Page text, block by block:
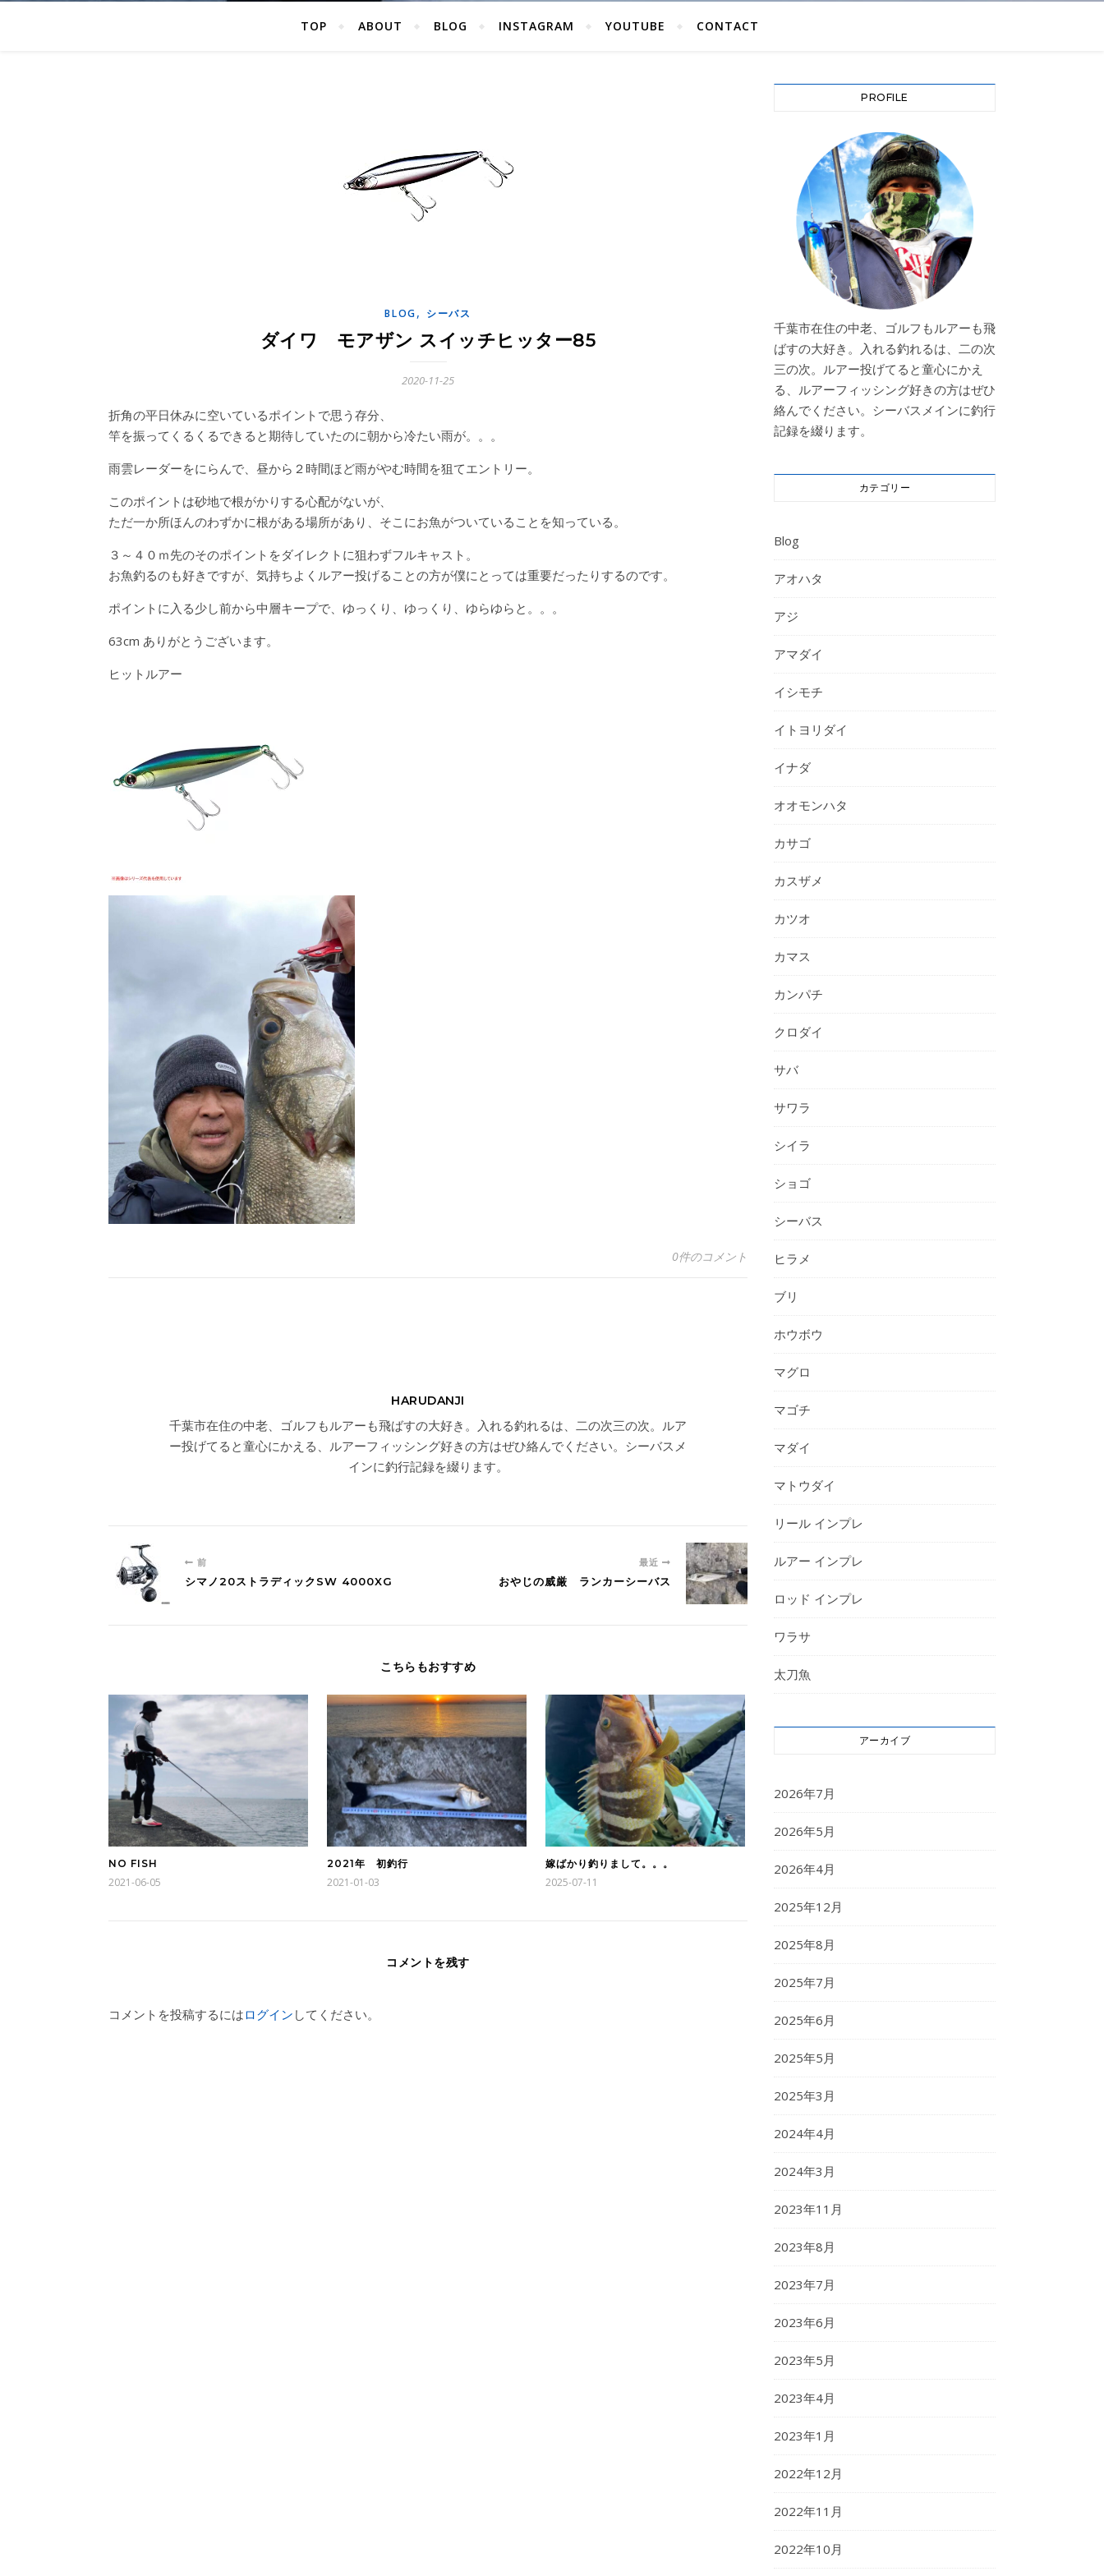
TOP ABOUT BLOG INSTAGRAM YOUTUBE CONTACT
BLOG, シーバス
ダイワ モアザン スイッチヒッター85
2020-11-25
折角の平日休みに空いているポイントで思う存分、
竿を振ってくるくるできると期待していたのに朝から冷たい雨が。。。
雨雲レーダーをにらんで、昼から２時間ほど雨がやむ時間を狙てエントリー。
このポイントは砂地で根がかりする心配がないが、
ただ一か所ほんのわずかに根がある場所があり、そこにお魚がついていることを知っている。
３～４０ｍ先のそのポイントをダイレクトに狙わずフルキャスト。
お魚釣るのも好きですが、気持ちよくルアー投げることの方が僕にとっては重要だったりするのです。
ポイントに入る少し前から中層キープで、ゆっくり、ゆっくり、ゆらゆらと。。。
63cm ありがとうございます。
ヒットルアー
0件のコメント
HARUDANJI
千葉市在住の中老、ゴルフもルアーも飛ばすの大好き。入れる釣れるは、二の次三の次。ルア
ー投げてると童心にかえる、ルアーフィッシング好きの方はぜひ絡んでください。シーバスメ
インに釣行記録を綴ります。
前
シマノ20ストラディックSW 4000XG
最近
おやじの威厳 ランカーシーバス
こちらもおすすめ
NO FISH
2021-06-05
2021年 初釣行
2021-01-03
嫁ばかり釣りまして。。。
2025-07-11
コメントを残す
コメントを投稿するにはログイン してください。
PROFILE
千葉市在住の中老、ゴルフもルアーも飛
ばすの大好き。入れる釣れるは、二の次
三の次。ルアー投げてると童心にかえ
る、ルアーフィッシング好きの方はぜひ
絡んでください。シーバスメインに釣行
記録を綴ります。
カテゴリー
Blog
アオハタ
アジ
アマダイ
イシモチ
イトヨリダイ
イナダ
オオモンハタ
カサゴ
カスザメ
カツオ
カマス
カンパチ
クロダイ
サバ
サワラ
シイラ
ショゴ
シーバス
ヒラメ
ブリ
ホウボウ
マグロ
マゴチ
マダイ
マトウダイ
リール インプレ
ルアー インプレ
ロッド インプレ
ワラサ
太刀魚
アーカイブ
2026年7月
2026年5月
2026年4月
2025年12月
2025年8月
2025年7月
2025年6月
2025年5月
2025年3月
2024年4月
2024年3月
2023年11月
2023年8月
2023年7月
2023年6月
2023年5月
2023年4月
2023年1月
2022年12月
2022年11月
2022年10月